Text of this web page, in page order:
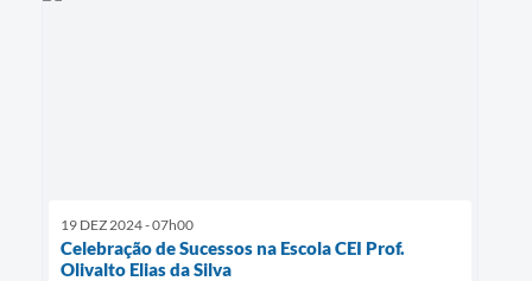
19 DEZ 2024 - 07h00
Celebração de Sucessos na Escola CEI Prof.
Olivalto Elias da Silva